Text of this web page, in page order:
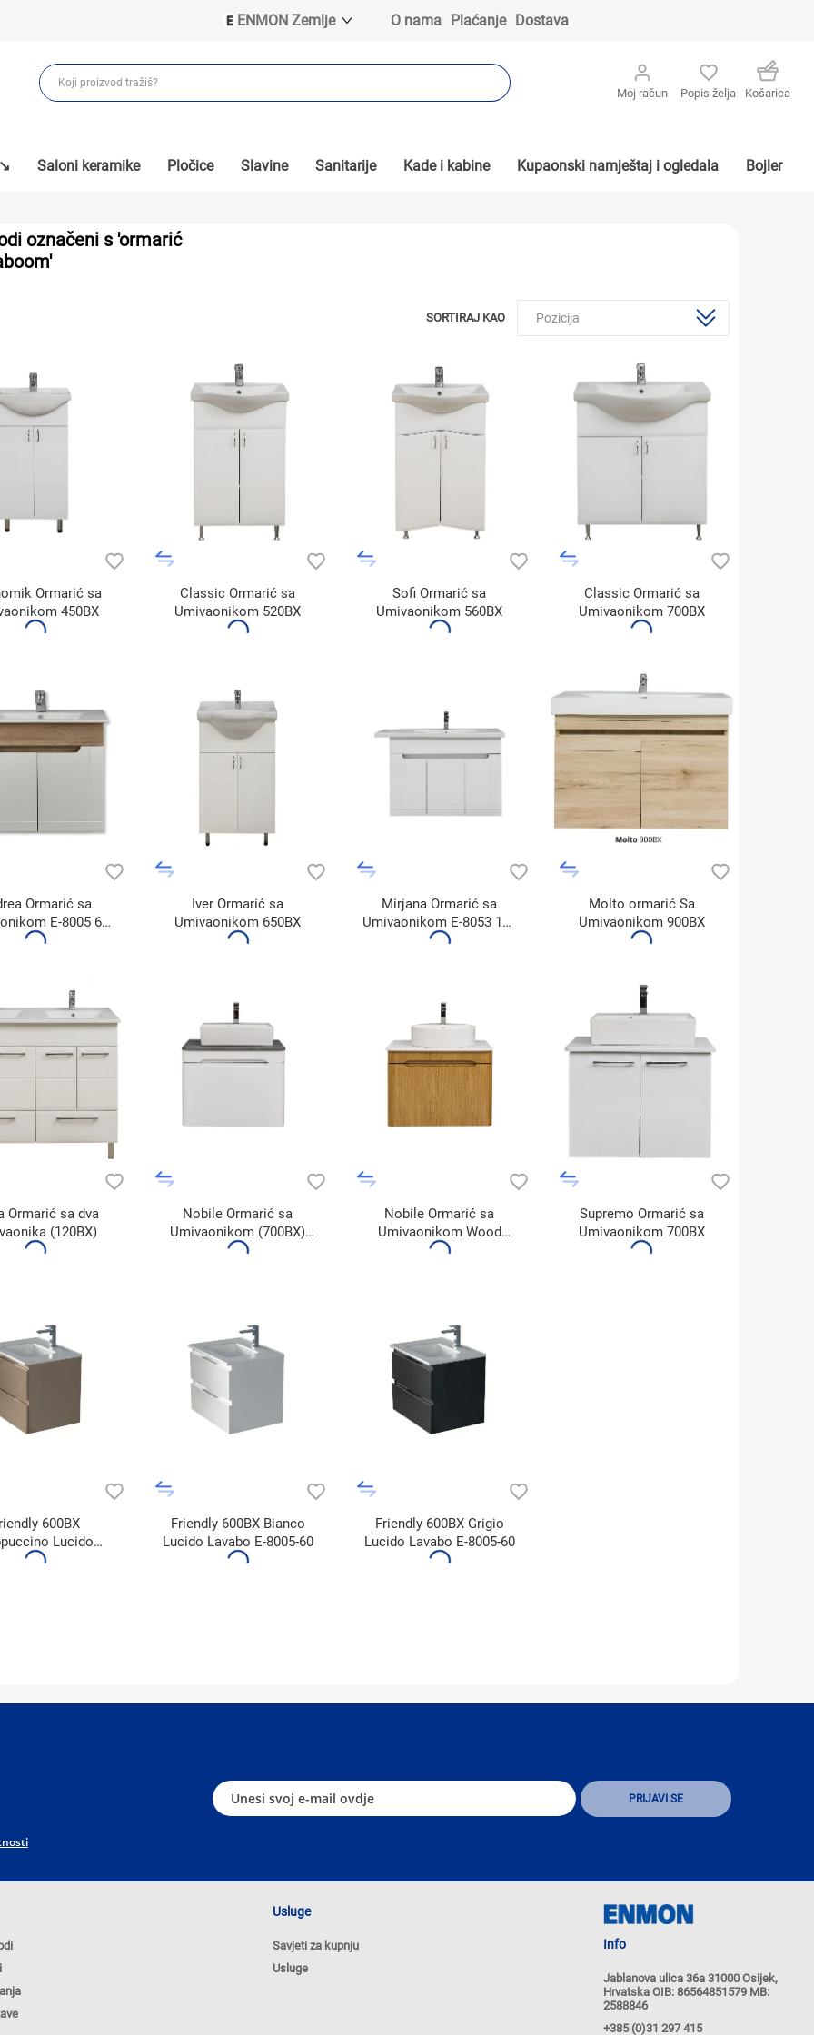
ENMON Zemlje
ENMON BIH
ENMON MKD
O nama Plaćanje Dostava
Moj račun Popis želja Košarica
Saloni keramike Pločice Slavine Sanitarije Kade i kabine Kupaonski namještaj i ogledala Bojler
označeni s 'ormarić
SORTIRAJ KAO
Ormarić sa
450BX
Classic Ormarić sa
Umivaonikom 520BX
Sofi Ormarić sa
Umivaonikom 560BX
Classic Ormarić sa
Umivaonikom 700BX
Ormarić sa
E-8005 60
600BX
Iver Ormarić sa
Umivaonikom 650BX
Mirjana Ormarić sa
Umivaonikom E-8053 100
(900BX)
Molto ormarić Sa
Umivaonikom 900BX
Ormarić sa dva
(120BX)
Nobile Ormarić sa
Umivaonikom (700BX)
White
Nobile Ormarić sa
Umivaonikom Wood
700BX
Supremo Ormarić sa
Umivaonikom 700BX
600BX
Lucido
E-8005-60
Friendly 600BX Bianco
Lucido Lavabo E-8005-60
Friendly 600BX Grigio
Lucido Lavabo E-8005-60
Usluge
Savjeti za kupnju
Usluge
Info
Jablanova ulica 36a 31000 Osijek,
Hrvatska OIB: 86564851579 MB:
2588846
+385 (0)31 297 415